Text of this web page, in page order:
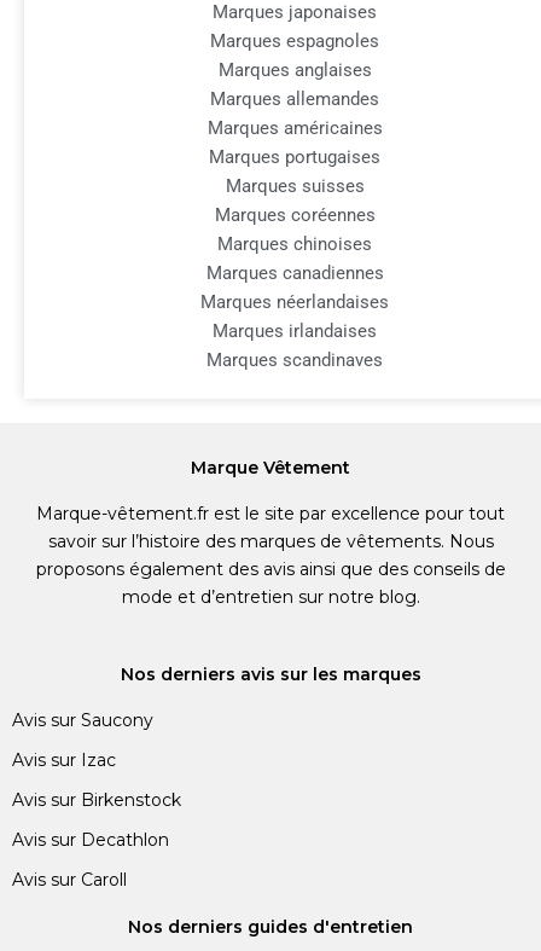
Marques japonaises
Marques espagnoles
Marques anglaises
Marques allemandes
Marques américaines
Marques portugaises
Marques suisses
Marques coréennes
Marques chinoises
Marques canadiennes
Marques néerlandaises
Marques irlandaises
Marques scandinaves
Marque Vêtement
Marque-vêtement.fr est le site par excellence pour tout
savoir sur l’histoire des marques de vêtements. Nous
proposons également des avis ainsi que des conseils de
mode et d’entretien sur notre blog.
Nos derniers avis sur les marques
Avis sur Saucony
Avis sur Izac
Avis sur Birkenstock
Avis sur Decathlon
Avis sur Caroll
Nos derniers guides d'entretien